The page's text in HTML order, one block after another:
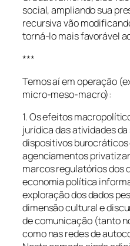
social, ampliando sua
recursiva vão
torná-lo mais favorável
***
Temos aí em operação
micro-meso-macro):
1. Os efeitos
jurídica das atividades
dispositivos burocráticos
agenciamentos
marcos regulatórios dos
economia política
exploração dos dados
dimensão cultural e
de comunicação (tanto
como nas redes de